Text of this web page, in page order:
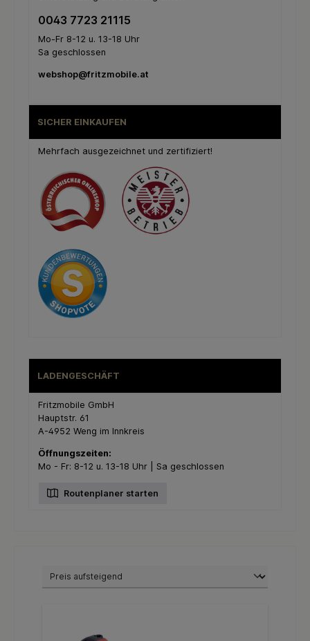
0043 7723 21115
Mo-Fr 8-12 u. 13-18 Uhr
Sa geschlossen
webshop@fritzmobile.at
SICHER EINKAUFEN
Mehrfach ausgezeichnet und zertifiziert!
LADENGESCHÄFT
Fritzmobile GmbH
Hauptstr. 61
A-4952 Weng im Innkreis
Öffnungszeiten:
Mo - Fr: 8-12 u. 13-18 Uhr | Sa geschlossen
Routenplaner starten